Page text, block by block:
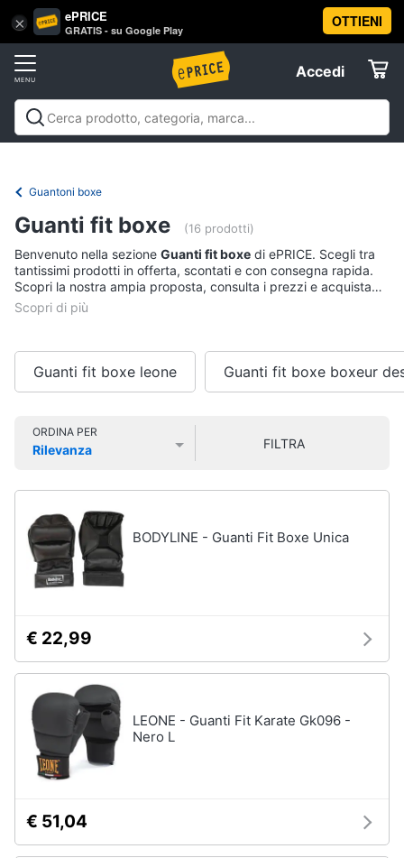
× ePRICE
GRATIS - su Google Play
OTTIENI
Accedi
Accedi
Registrati
Offerte
Informatica
Telefonia
Tv
Home
Cinema
home
Audio
e
musica
Arredo
Brico
e
Giardinaggio
e
igiene
Vai
al
Sport
Abbigliamento
T-
shirt
Felpa
Tuta
Scarpe
nike
outdoor
elettrica
Sci
Borraccia
Sport
acquatici
Kayak
Canne
Salvagente
Canoa
palestraCampeggio
Guantoni boxe
Guanti fit boxe (16 prodotti)
Benvenuto nella sezione Guanti fit boxe di ePRICE. Scegli tra
tantissimi prodotti in offerta, scontati e con consegna rapida.
Scopri la nostra ampia proposta, consulta i prezzi e acquista
comodamente online.
Guanti fit boxe leone Guanti fit boxe boxeur
ORDINA PER
Rilevanza
FILTRA
BODYLINE - Guanti Fit Boxe Unica
€ 22,99
LEONE - Guanti Fit Karate Gk096 -
Nero L
€ 51,04